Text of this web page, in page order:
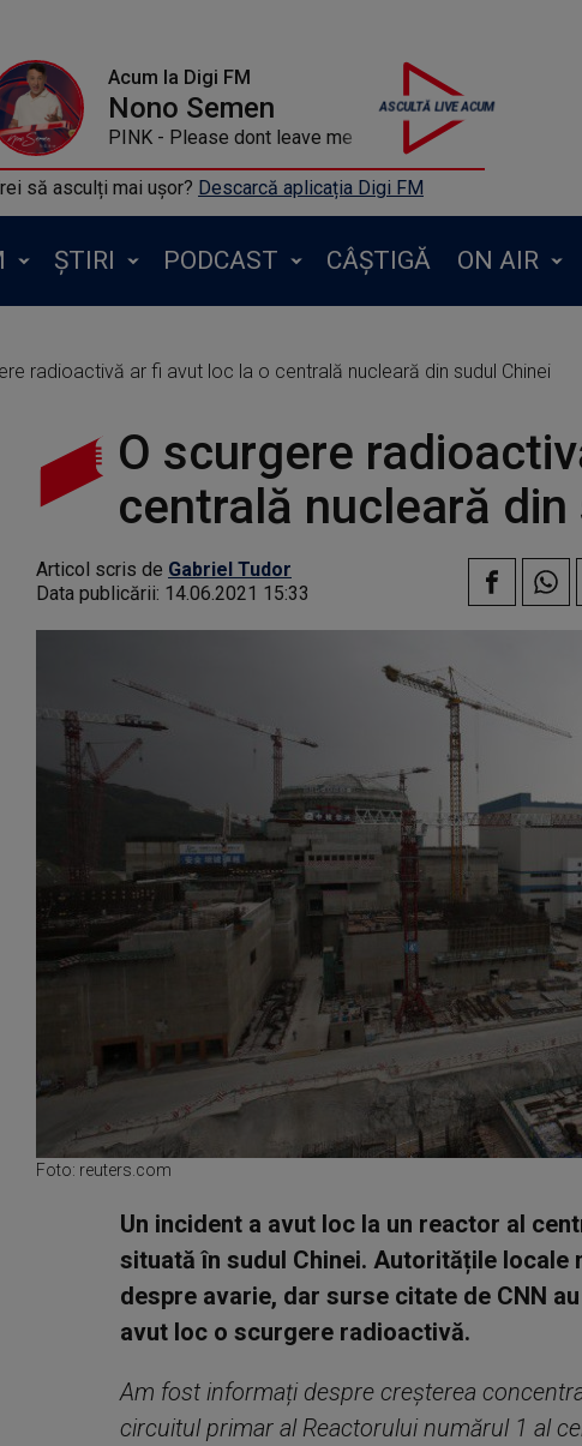
Acum la Digi FM
Nono Semen
PINK - Please dont leave me
să asculți mai ușor? Descarcă aplicația Digi FM
ȘTIRI PODCAST CÂȘTIGĂ ON AIR
radioactivă ar fi avut loc la o centrală nucleară din sudul Chinei
O scurgere
centrală nucleară din
Articol scris de Gabriel Tudor
Data publicării: 14.06.2021 15:33
Foto: reuters.com
Un incident a avut loc la un reactor al
situată în sudul Chinei. Autoritățile locale
despre avarie, dar surse citate de CNN
avut loc o scurgere radioactivă.
Am fost informați despre creșterea
circuitul primar al Reactorului numărul 1 al